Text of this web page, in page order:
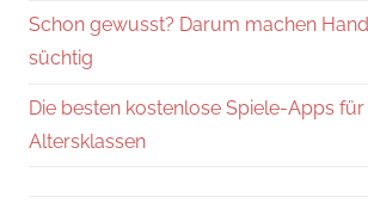
Schon gewusst? Darum machen
süchtig
Die besten kostenlose Spiele-Apps
Altersklassen